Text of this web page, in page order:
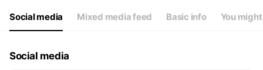
Social media Mixed media feed Basic info You
Social media